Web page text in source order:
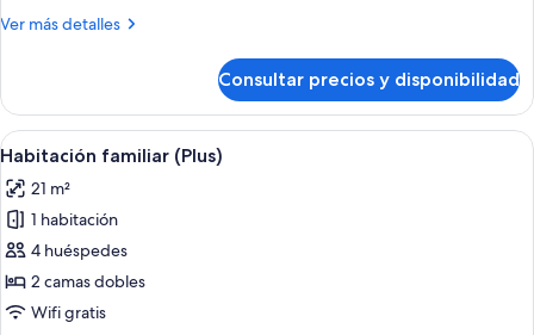
Ver más detalles
Más
doble
(Plus)
Consultar precios y disponibilidad
Abrir
todas
las
fotos
de
Habitación
familiar
Habitación de hotel con dos camas,
5
Habitación familiar (Plus)
21 m²
1 habitación
4 huéspedes
2 camas dobles
Wifi gratis